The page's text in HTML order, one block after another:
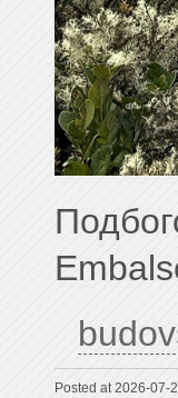
Posted at 2026-07-